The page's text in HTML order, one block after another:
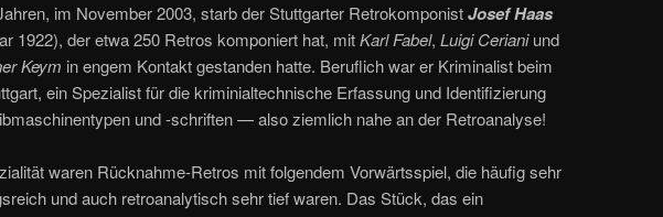
im November 2003, starb der Stuttgarter RetrokomponistJosef Haas
1922), der etwa 250 Retros komponiert hat, mitKarl Fabel, Luigi Cerianiund
Keym in engem Kontakt gestanden hatte. Beruflich war er Kriminalist beim
ein Spezialist für die kriminialtechnische Erfassung und Identifizierung
und -schriften — also ziemlich nahe an der Retroanalyse!
waren Rücknahme-Retros mit folgendem Vorwärtsspiel, die häufig sehr
und auch retroanalytisch sehr tief waren. Das Stück, das ein